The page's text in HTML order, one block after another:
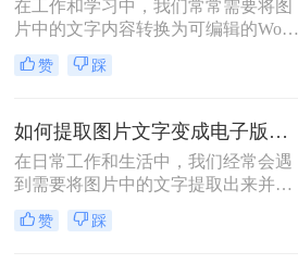
文字到Word文档的转换。
在工作和学习中，我们常常需要将图
片中的文字内容转换为可编辑的Word
文档。这可能是为了编辑图片中的文
本、保存信息以便分享，或将手写笔
word文档呢？本文将详细介绍两种常
用的方法来实现这一目标。
赞 踩
如何提取图片文字变成电子版？分享2种实用的方法！
在日常工作和生活中，我们经常会遇
到需要将图片中的文字提取出来并转
换成电子版的情况。无论是从扫描的
文档、拍照的书籍页面，还是网络上
赞 踩